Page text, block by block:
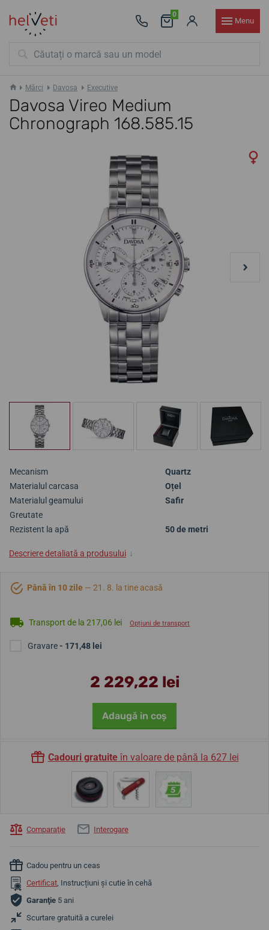
0
Menu
Mărci Davosa Executive
Davosa Vireo Medium
Chronograph 168.585.15
Mecanism
Quartz
Materialul carcasa
Oțel
Materialul geamului
Safir
Greutate
Rezistent la apă
50 de metri
Descriere detaliată a produsului ↓
Până în 10 zile — 21. 8. la tine acasă
Transport de la 217,06 lei Opțiuni de transport
Gravare- 171,48 lei
2 229,22 lei
Adaugă in coş
Cadouri gratuiteîn valoare de până la 627 lei
Comparaţie Interogare
Cadou pentru un ceas
Certificat, Instrucțiuni și cutie în cehă
Garanţie 5 ani
Scurtare gratuită a curelei